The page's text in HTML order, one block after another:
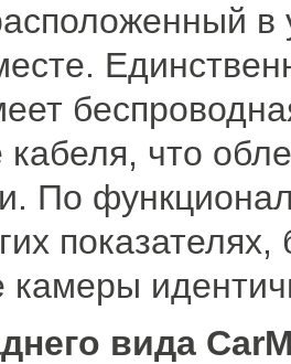
в
кабеля, что
По
камеры
вида